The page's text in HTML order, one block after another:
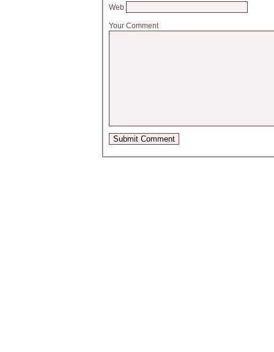
Web
Your Comment